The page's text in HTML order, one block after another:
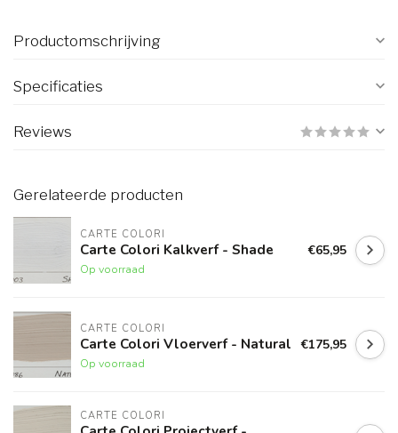
Productomschrijving
Specificaties
Reviews
Gerelateerde producten
CARTE COLORI
Carte Colori Kalkverf - Shade
Op voorraad
€65,95
CARTE COLORI
Carte Colori Vloerverf - Natural
Op voorraad
€175,95
CARTE COLORI